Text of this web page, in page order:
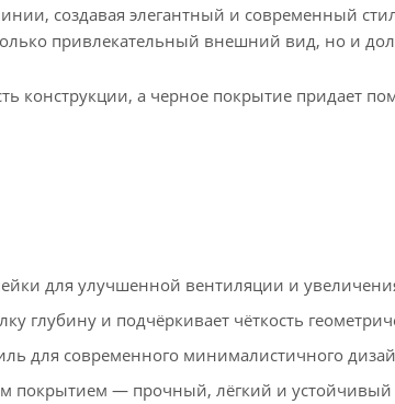
создавая элегантный и современный
привлекательный внешний вид, но и
конструкции, а черное покрытие придает
для улучшенной вентиляции и
глубину и подчёркивает чёткость
для современного минималистичного
покрытием — прочный, лёгкий и